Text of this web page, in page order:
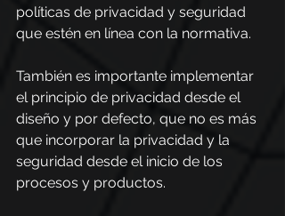
políticas de privacidad y seguridad
que estén en línea con la normativa.
También es importante implementar
el principio de privacidad desde el
diseño y por defecto, que no es más
que incorporar la privacidad y la
seguridad desde el inicio de los
procesos y productos.